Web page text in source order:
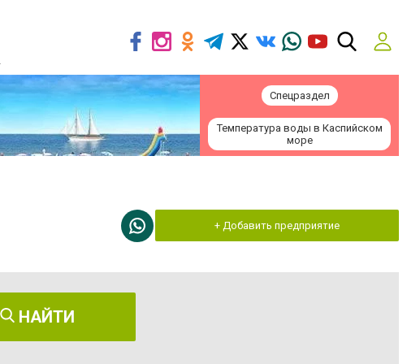
Спецраздел
Температура воды в Каспийском
море
+ Добавить предприятие
НАЙТИ